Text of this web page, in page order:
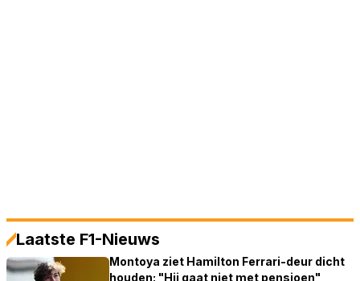
Laatste F1-Nieuws
Montoya ziet Hamilton Ferrari-deur dicht
houden: "Hij gaat niet met pensioen"